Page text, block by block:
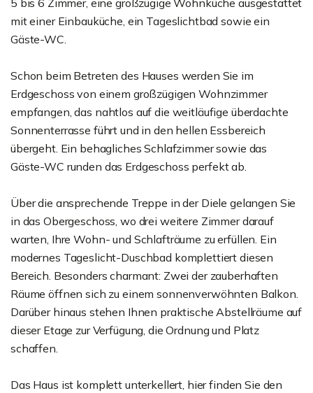
5 bis 6 Zimmer, eine großzügige Wohnküche ausgestattet
mit einer Einbauküche, ein Tageslichtbad sowie ein
Gäste-WC.
Schon beim Betreten des Hauses werden Sie im
Erdgeschoss von einem großzügigen Wohnzimmer
empfangen, das nahtlos auf die weitläufige überdachte
Sonnenterrasse führt und in den hellen Essbereich
übergeht. Ein behagliches Schlafzimmer sowie das
Gäste-WC runden das Erdgeschoss perfekt ab.
Über die ansprechende Treppe in der Diele gelangen Sie
in das Obergeschoss, wo drei weitere Zimmer darauf
warten, Ihre Wohn- und Schlafträume zu erfüllen. Ein
modernes Tageslicht-Duschbad komplettiert diesen
Bereich. Besonders charmant: Zwei der zauberhaften
Räume öffnen sich zu einem sonnenverwöhnten Balkon.
Darüber hinaus stehen Ihnen praktische Abstellräume auf
dieser Etage zur Verfügung, die Ordnung und Platz
schaffen.
Das Haus ist komplett unterkellert, hier finden Sie den